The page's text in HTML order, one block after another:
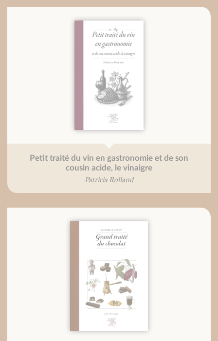
Petit traité du vin en gastronomie et de son
cousin acide, le vinaigre
Patricia Rolland